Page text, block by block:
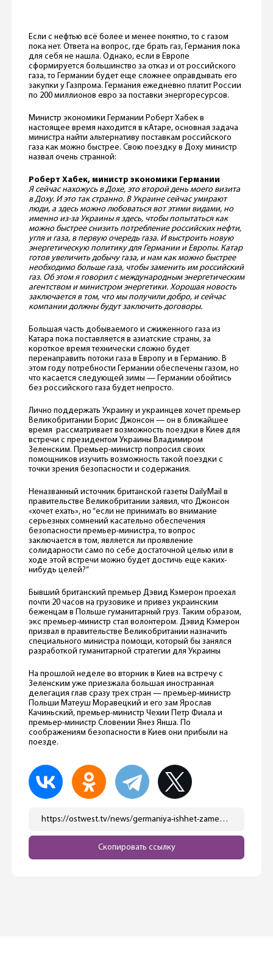
Если с нефтью всё более и менее понятно, то с газом
пока нет. Ответа на вопрос, где брать газ, Германия пока
для себя не нашла. Однако, если в Европе
сформируется большинство за отказ и от российского
газа, то Германии будет еще сложнее оправдывать его
закупки у Газпрома. Германия ежедневно платит России
по 200 миллионов евро за поставки энергоресурсов.
Министр экономики Германии Роберт Хабек в
настоящее время находится в кАтаре, основная задача
министра найти альтернативу поставкам российского
газа как можно быстрее. Свою поездку в Доху министр
назвал очень странной:
Роберт Хабек, министр экономики Германии
Я сейчас нахожусь в Дохе, это второй день моего визита
в Доху. И это так странно. В Украине сейчас умирают
люди, а здесь можно любоваться вот этими видами, но
именно из-за Украины я здесь, чтобы попытаться как
можно быстрее снизить потребление российских нефти,
угля и газа, в первую очередь газа. И выстроить новую
энергетическую политику для Германии и Европы. Катар
готов увеличить добычу газа, и нам как можно быстрее
необходимо больше газа, чтобы заменить им российский
газ. Об этом я говорил с международным энергетическим
агентством и министром энергетики. Хорошая новость
заключается в том, что мы получили добро, и сейчас
компании должны будут заключить договоры.
Большая часть добываемого и сжиженного газа из
Катара пока поставляется в азиатские страны, за
короткое время технически сложно будет
перенаправить потоки газа в Европу и в Германию. В
этом году потребности Германии обеспечены газом, но
что касается следующей зимы — Германии обойтись
без российского газа будет непросто.
Лично поддержать Украину и украинцев хочет премьер
Великобритании Борис Джонсон — он в ближайшее
время рассматривает возможность поездки в Киев для
встречи с президентом Украины Владимиром
Зеленским. Премьер-министр попросил своих
помощников изучить возможность такой поездки с
точки зрения безопасности и содержания.
Неназванный источник британской газеты DailyMail в
правительстве Великобритании заявил, что Джонсон
«хочет ехать», но “если не принимать во внимание
серьезных сомнений касательно обеспечения
безопасности премьер-министра, то вопрос
заключается в том, является ли проявление
солидарности само по себе достаточной целью или в
ходе этой встречи можно будет достичь еще каких-
нибудь целей?”
Бывший британский премьер Дэвид Кэмерон проехал
почти 20 часов на грузовике и привез украинским
беженцам в Польше гуманитарный груз. Таким образом,
экс премьер-министр стал волонтером. Дэвид Кэмерон
призвал в правительстве Великобритании назначить
специального министра помощи, который бы занялся
разработкой гуманитарной стратегии для Украины
На прошлой неделе во вторник в Киев на встречу с
Зеленским уже приезжала большая иностранная
делегация глав сразу трех стран — премьер-министр
Польши Матеуш Моравецкий и его зам Ярослав
Качиньский, премьер-министр Чехии Петр Фиала и
премьер-министр Словении Янез Янша. По
соображениям безопасности в Киев они прибыли на
поезде.
https://ostwest.tv/news/germaniya-ishhet-zamenu-rossijskomu-gazu/
Скопировать ссылку